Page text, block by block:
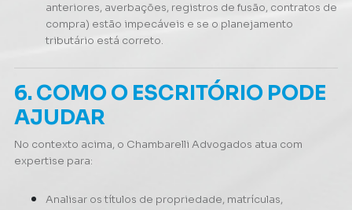
anteriores, averbações, registros de fusão, contratos de
compra) estão impecáveis e se o planejamento
tributário está correto.
6. COMO O ESCRITÓRIO PODE
AJUDAR
No contexto acima, o Chambarelli Advogados atua com
expertise para:
Analisar os títulos de propriedade, matrículas,